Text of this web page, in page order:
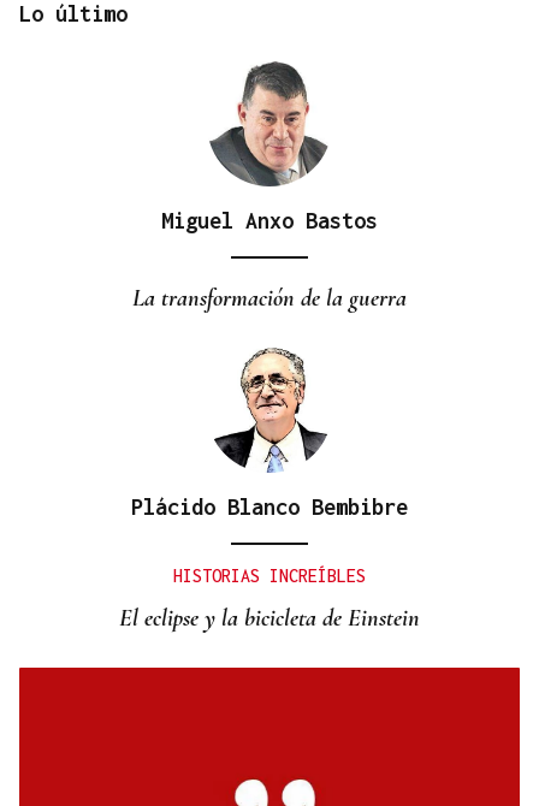
entrada a las termas de Outariz
Lo último
Miguel Anxo Bastos
La transformación de la guerra
Plácido Blanco Bembibre
HISTORIAS INCREÍBLES
El eclipse y la bicicleta de Einstein